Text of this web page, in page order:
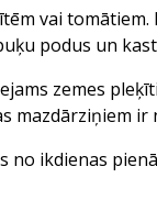
vai
podus un
zemes
mazdārziņiem ir
no ikdienas